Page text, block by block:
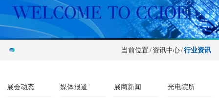
当前位置/资讯中心/行业资讯
展会动态 媒体报道 展商新闻 光电院所